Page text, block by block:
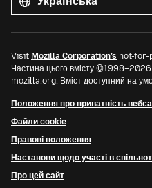
Visit Mozilla Corporation’s not-
Частина цього вмісту
mozilla.org. Вміст доступний на
Положення про приватність
Файли cookie
Правові положення
Настанови щодо участі в
Про цей сайт